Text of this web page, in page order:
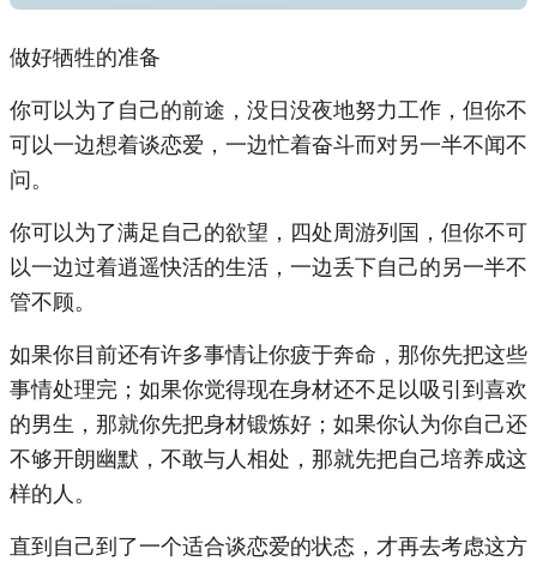
做好牺牲的准备
你可以为了自己的前途，没日没夜地努力工作，但你不
可以一边想着谈恋爱，一边忙着奋斗而对另一半不闻不
问。
你可以为了满足自己的欲望，四处周游列国，但你不可
以一边过着逍遥快活的生活，一边丢下自己的另一半不
管不顾。
如果你目前还有许多事情让你疲于奔命，那你先把这些
事情处理完；如果你觉得现在身材还不足以吸引到喜欢
的男生，那就你先把身材锻炼好；如果你认为你自己还
不够开朗幽默，不敢与人相处，那就先把自己培养成这
样的人。
直到自己到了一个适合谈恋爱的状态，才再去考虑这方